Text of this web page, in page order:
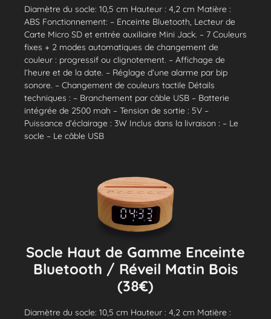
Diamètre du socle: 10,5 cm Hauteur : 4,2 cm Matière :
ABS Fonctionnement: – Enceinte Bluetooth, Lecteur de
Carte Micro SD et entrée auxiliaire Mini Jack. – 7 Couleurs
fixes + 2 modes automatiques de changement de
couleur : progressif ou clignotement. – Affichage de
l’heure et de la date. – Réglage d’une alarme par bip
sonore. – Changement de couleurs tactile Détails
techniques : – Branchement par câble USB – Batterie
intégrée de 2500 mah – Tension de sortie : 5V –
Puissance d’éclairage : 3W Inclus dans la livraison : – Le
socle – Le câble USB
Socle Haut de Gamme Enceinte
Bluetooth / Réveil Matin Bois
(38€)
Diamètre du socle: 10,5 cm Hauteur : 4,2 cm Matière :